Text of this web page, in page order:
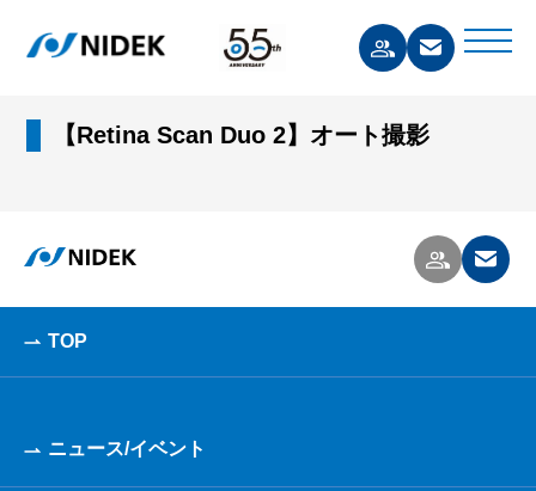
【Retina Scan Duo 2】オート撮影
TOP
ニュース/イベント